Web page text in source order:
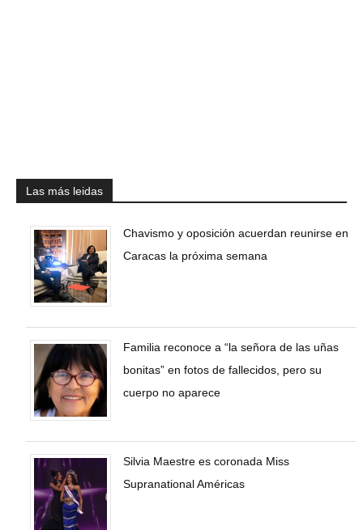
Las más leidas
Chavismo y oposición acuerdan reunirse en
Caracas la próxima semana
Familia reconoce a “la señora de las uñas
bonitas” en fotos de fallecidos, pero su
cuerpo no aparece
Silvia Maestre es coronada Miss
Supranational Américas